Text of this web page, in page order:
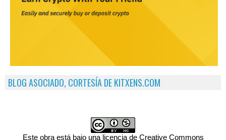
BLOG ASOCIADO, CORTESÍA DE KITXENS.COM
Este obra está bajo una licencia de Creative Commons